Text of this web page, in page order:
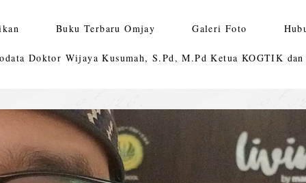
Buku Terbaru Omjay Galeri Foto
Doktor Wijaya Kusumah, S.Pd, M.Pd Ketua KOGTIK